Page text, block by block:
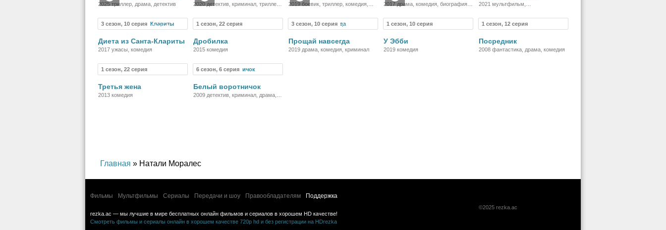
2025 триллер, драма, детектив
2020 детектив, криминал, триллер,
2019 боевик, триллер, комедия,
2017 драма, комедия, биография,
2021 мультфильм,
комедия, детектив, приключения,
семейный
3 сезон, 10 серия Сериал
Диета из Санта-Клариты
2017 ужасы, комедия
1 сезон, 22 серия
Дробилка
2015 комедия
3 сезон, 10 серия Сериал
Прощай навсегда
2019 драма, комедия, криминал
1 сезон, 10 серия
У Эбби
2019 комедия
1 сезон, 12 серия
Посредник
2008 фантастика, драма, комедия
1 сезон, 22 серия
Третья жена
2013 комедия
6 сезон, 6 серия
Белый воротничок
2009 детектив, криминал, драма,
Главная » Натали Моралес
Фильмы Мультфильмы Сериалы Передачи и шоу Правообладателям Поддержка
rezka.ac — мы лучшие в мире бесплатных онлайн фильмов и сериалов в хорошем HD качестве!
Смотреть фильмы и сериалы онлайн в хорошем качестве 720p hd и без регистрации на HDrezka
©2025 rezka.ac